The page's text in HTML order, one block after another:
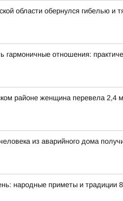
области обернулся гибелью и
гармоничные отношения:
районе женщина перевела 2,4
из аварийного дома
народные приметы и традиции 8